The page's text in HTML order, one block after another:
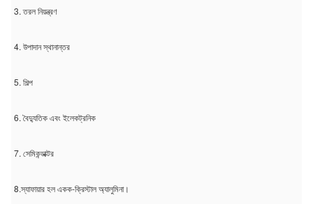
3. তরল নিয়ন্ত্রণ
4. উপাদান স্থানান্তর
5. শিল্প
6. বৈদ্যুতিক এবং ইলেকট্রনিক
7. সেমিকন্ডাক্টর
8.স্যাফায়ার হল একক-ক্রিস্টাল অ্যালুমিনা।